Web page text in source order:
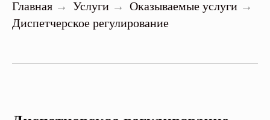
Главная → Услуги → Оказываемые услуги →
Диспетчерское регулирование